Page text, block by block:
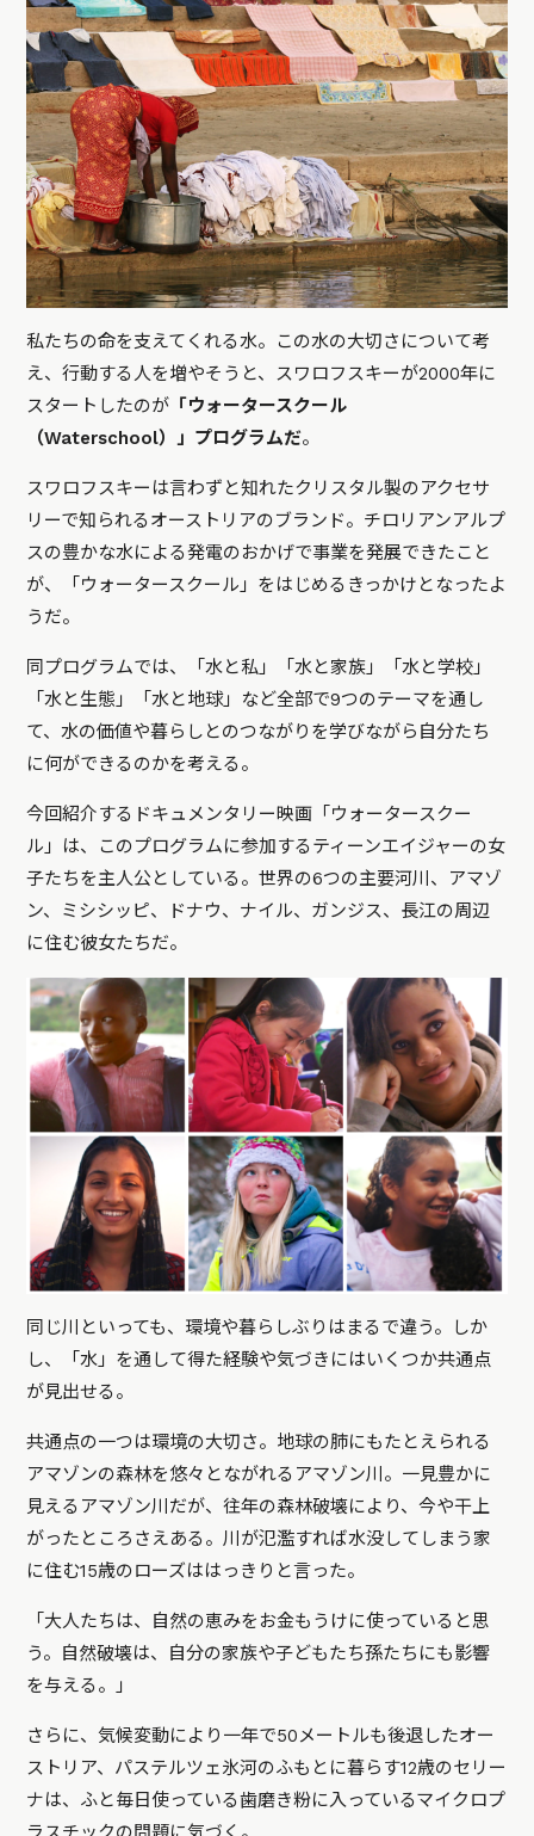
私たちの命を支えてくれる水。この水の大切さについて考
え、行動する人を増やそうと、スワロフスキーが2000年に
スタートしたのが 「ウォータースクール
（Waterschool）」プログラムだ。
スワロフスキーは言わずと知れたクリスタル製のアクセサ
リーで知られるオーストリアのブランド。チロリアンアルプ
スの豊かな水による発電のおかげで事業を発展できたこと
が、「ウォータースクール」をはじめるきっかけとなったよ
うだ。
同プログラムでは、「水と私」「水と家族」「水と学校」
「水と生態」「水と地球」など全部で9つのテーマを通し
て、水の価値や暮らしとのつながりを学びながら自分たち
に何ができるのかを考える。
今回紹介するドキュメンタリー映画「ウォータースクー
ル」は、このプログラムに参加するティーンエイジャーの女
子たちを主人公としている。世界の6つの主要河川、アマゾ
ン、ミシシッピ、ドナウ、ナイル、ガンジス、長江の周辺
に住む彼女たちだ。
同じ川といっても、環境や暮らしぶりはまるで違う。しか
し、「水」を通して得た経験や気づきにはいくつか共通点
が見出せる。
共通点の一つは環境の大切さ。地球の肺にもたとえられる
アマゾンの森林を悠々とながれるアマゾン川。一見豊かに
見えるアマゾン川だが、往年の森林破壊により、今や干上
がったところさえある。川が氾濫すれば水没してしまう家
に住む15歳のローズははっきりと言った。
「大人たちは、自然の恵みをお金もうけに使っていると思
う。自然破壊は、自分の家族や子どもたち孫たちにも影響
を与える。」
さらに、気候変動により一年で50メートルも後退したオー
ストリア、パステルツェ氷河のふもとに暮らす12歳のセリー
ナは、ふと毎日使っている歯磨き粉に入っているマイクロプ